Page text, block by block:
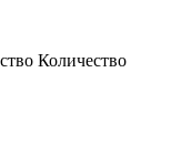
Количество